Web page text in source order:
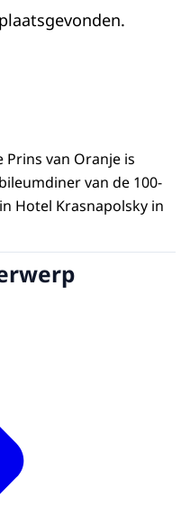
van Oranje is
van de 100-
Hotel Krasnapolsky in